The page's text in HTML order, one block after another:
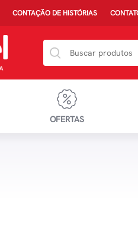
CONTAÇÃO DE HISTÓRIAS
OFERTAS